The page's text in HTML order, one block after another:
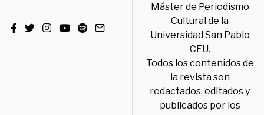
Máster de Periodismo
Cultural de la
Universidad San Pablo
CEU.
Todos los contenidos de
la revista son
redactados, editados y
publicados por los